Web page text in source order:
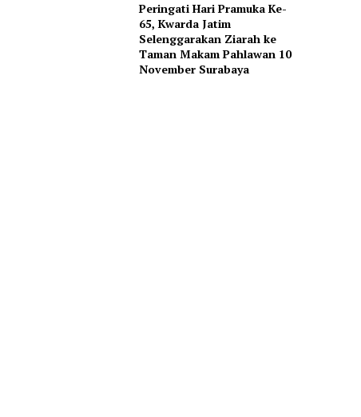
Peringati Hari Pramuka Ke-
65, Kwarda Jatim
Selenggarakan Ziarah ke
Taman Makam Pahlawan 10
November Surabaya